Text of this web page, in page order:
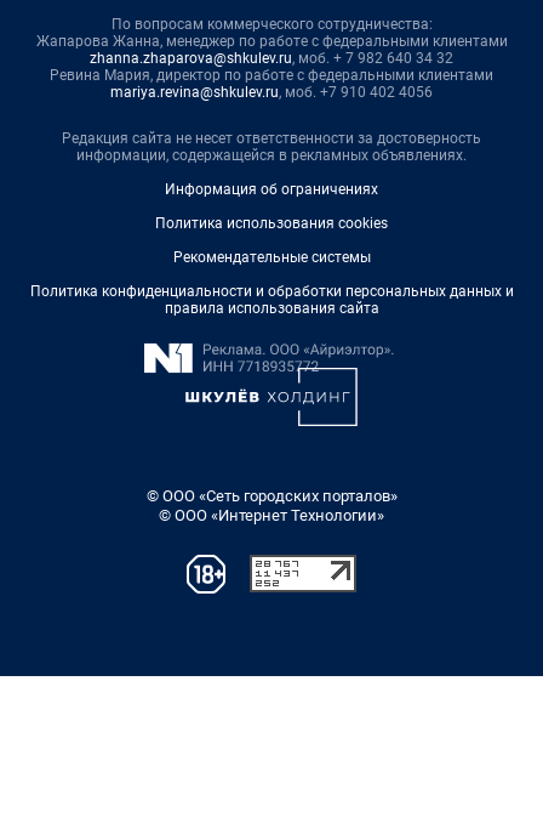
По вопросам коммерческого сотрудничества:
Жапарова Жанна, менеджер по работе с федеральными клиентами
zhanna.zhaparova@shkulev.ru, моб. + 7 982 640 34 32
Ревина Мария, директор по работе с федеральными клиентами
mariya.revina@shkulev.ru, моб. +7 910 402 4056
Редакция сайта не несет ответственности за достоверность
информации, содержащейся в рекламных объявлениях.
Информация об ограничениях
Политика использования cookies
Рекомендательные системы
Политика конфиденциальности и обработки персональных данных и
правила использования сайта
© ООО «Сеть городских порталов»
© ООО «Интернет Технологии»